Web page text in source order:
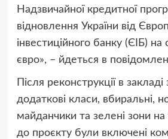
Надзвичайної кредитної
відновлення України від
інвестиційного банку (ЄІБ)
євро», – йдеться в
Після реконструкції в закладі
додаткові класи, вбиральні,
майданчики та зелені зони на
до проєкту були включені